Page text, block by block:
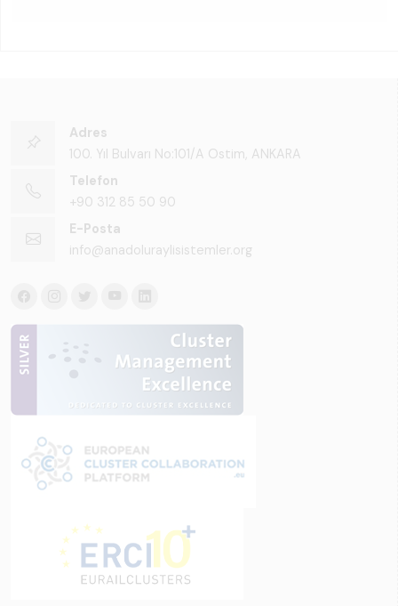
Adres
100. Yıl Bulvarı No:101/A Ostim, ANKARA
Telefon
+90 312 85 50 90
E-Posta
info@anadoluraylisistemler.org